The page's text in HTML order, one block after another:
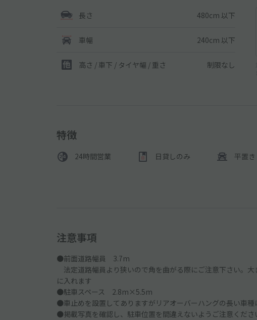
長さ 480cm 以下
車幅 240cm 以下
高さ / 車下 / タイヤ幅 / 重さ 制限なし
特徴
24時間営業 日貸しのみ 平置き
注意事項
●前面道路幅員 3.7m
法定道路幅員より狭いので角を曲がる際にご注意下さい。
に入れます
●駐車スペース 2.8m×5.5m
●車止めを設置してありますがリアオーバーハングの長い車
●掲載写真を確認し、駐車位置を間違えないようご注意くださ